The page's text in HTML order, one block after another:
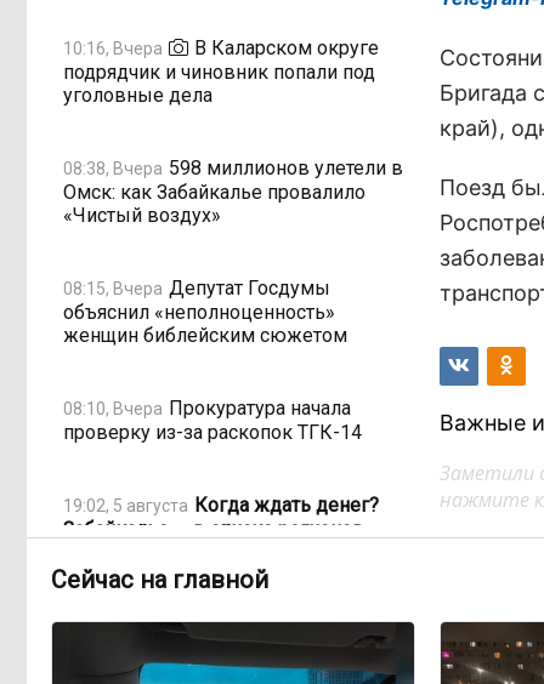
10:16, Вчера
В Каларском округе
подрядчик и чиновник попали под
уголовные дела
08:38, Вчера 598 миллионов улетели в
Омск: как Забайкалье провалило
«Чистый воздух»
08:15, Вчера Депутат Госдумы
объяснил «неполноценность»
женщин библейским сюжетом
08:10, Вчера Прокуратура начала
проверку из-за раскопок ТГК-14
19:02, 5 августа Когда ждать денег?
Забайкалье — в списке регионов,
выплат
«Их масштаб может
превысить весь наш опыт»: Осипов
Бригада
край),
Поезд
Важные
Заметили
нажмите
Сейчас на главной